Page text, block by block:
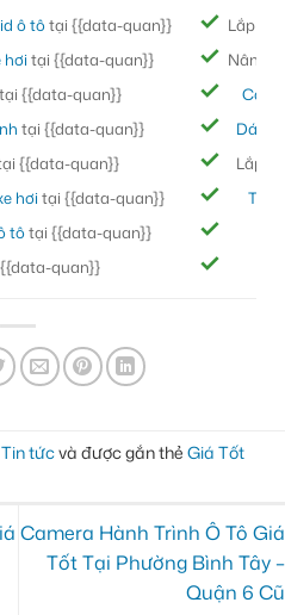
ô tôtại {{data-quan}}
hơi tại {{data-quan}}
{{data-quan}}
tại {{data-quan}}
{{data-quan}}
hơi tại {{data-quan}}
tôtại {{data-quan}}
quan}}
Lắp
Nâng
Dán
Lắp
Tin tứcvà được gắn thẻ Giá Tốt
Camera Hành Trình Ô Tô Giá
Tốt Tại Phường Bình Tây –
Quận 6 Cũ